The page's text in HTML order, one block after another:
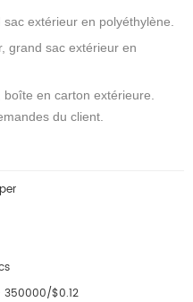
extérieur en polyéthylène.
grand sac extérieur en
en carton extérieure.
du client.
$0.12